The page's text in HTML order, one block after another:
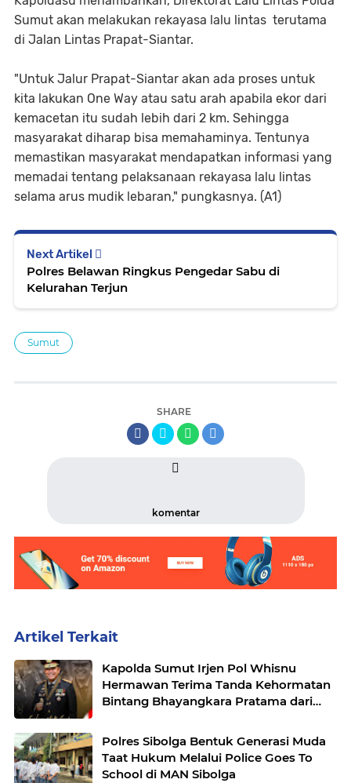
Sumut akan melakukan rekayasa lalu lintas terutama
di Jalan Lintas Prapat-Siantar.
"Untuk Jalur Prapat-Siantar akan ada proses untuk
kita lakukan One Way atau satu arah apabila ekor dari
kemacetan itu sudah lebih dari 2 km. Sehingga
masyarakat diharap bisa memahaminya. Tentunya
memastikan masyarakat mendapatkan informasi yang
memadai tentang pelaksanaan rekayasa lalu lintas
selama arus mudik lebaran," pungkasnya. (A1)
Next Artikel
Polres Belawan Ringkus Pengedar Sabu di
Kelurahan Terjun
Sumut
SHARE
komentar
Artikel Terkait
Kapolda Sumut Irjen Pol Whisnu
Hermawan Terima Tanda Kehormatan
Bintang Bhayangkara Pratama dari
Polres Sibolga Bentuk Generasi Muda
Taat Hukum Melalui Police Goes To
School di MAN Sibolga